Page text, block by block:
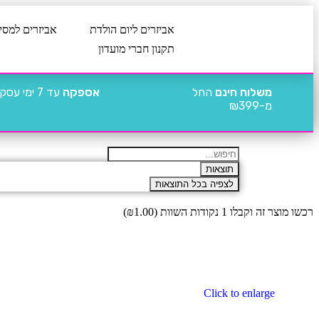
אביזרים ליום הולדת אביזרים
תקנון חברי מועדון
משלוח חינם החל
מ-₪399
אספקה עד 7 ימי עסקים
תוצאות
לצפיה בכל התוצאות
רכשו מוצר זה וקבלו 1 נקודות השוות ( ₪1.00
)
Click to enlarge